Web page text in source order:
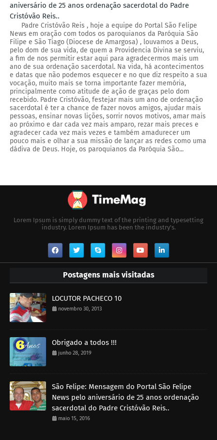
aniversário de 25 anos ordenação sacerdotal do Padre
Cristóvão Reis..
Padre Cristóvão Reis , hoje a equipe do Portal São Felipe
News em oração com todos os paroquianos da Paróquia São
Filipe e São Tiago (Diocese de Amargosa) , louvamos a Deus,
pelo dom de sua vida, de quem a Providencia Divina se serviu,
a fim de nos permitir estar aqui para agradecermos mais um
ano de sua ordenação sacerdotal. Na vida, há acontecimentos
e datas que não podemos esquecer e no que diz respeito a sua
vocação, muito mais se torna importante fazer memória,
principalmente como atitude de ação de graças pelo dom
recebido. Padre Cristóvão, festejar mais um ano de ordenação
sacerdotal é ter a chance de fazer novos amigos, ajudar mais
pessoas, ensinar novas lições, sorrir novos motivos, amar mais
ao próximo e dar cada vez mais amparo, rezar mais preces e
agradecer cada vez mais vezes e também amadurecer um
pouco mais e olhar a sua missão de lançar as redes como uma
dádiva de Deus. Hoje, os paroquianos da Paróquia São...
Lorem Ipsum is simply dummy text of the printing and typesetting
industry. Lorem Ipsum has been the industry's.
Postagens mais visitadas
LOCUTOR PACHECO 10
novembro 30, 2013
Obrigado a todos !!!
junho 28, 2019
São Felipe: Mensagem do Portal São Felipe
News pelo aniversário de 25 anos ordenação
sacerdotal do Padre Cristóvão Reis..
maio 15, 2016